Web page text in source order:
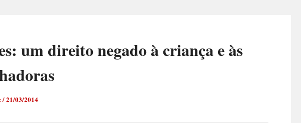
um direito negado à criança e às
/21/03/2014